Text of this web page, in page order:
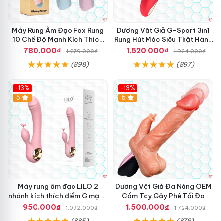
n
t
c
o
n
g
t
h
ở
i
m
c
ăn trộm với phần đông phụ nữ nội địa , giúp
nhập khẩu
mọi người đều cảm thấy thoải mái
tận nơi và kích thích khi
sử dụng.
Máy Rung Âm Đạo Fox Rung
10 Chế Độ Mạnh Kích Thích
Cực Sướng
780.000₫ 1.279.000₫
(898)
Dương Vật Giả G-Sport 3in1
Rung Hút Móc Siêu Thật Hàng
Hot
1.520.000₫ 1.924.000₫
(897)
-13%
Hot
5
Máy rung âm đạo LILO 2
nhánh kích thích điểm G mạnh
mẽ
950.000₫ 1.092.000₫
-13%
Hot
5
Dương Vật Giả Đa Năng OEM
Cầm Tay Gây Phê Tối Đa
1.500.000₫
1.724.000₫